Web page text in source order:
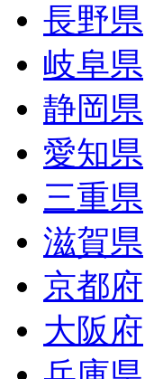
長野県
岐阜県
静岡県
愛知県
三重県
滋賀県
京都府
大阪府